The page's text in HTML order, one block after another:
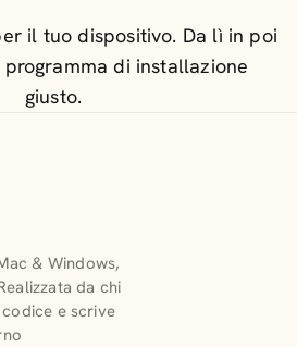
il tuo dispositivo. Da lì in poi
di installazione
giusto.
& Windows,
da chi
e scrive